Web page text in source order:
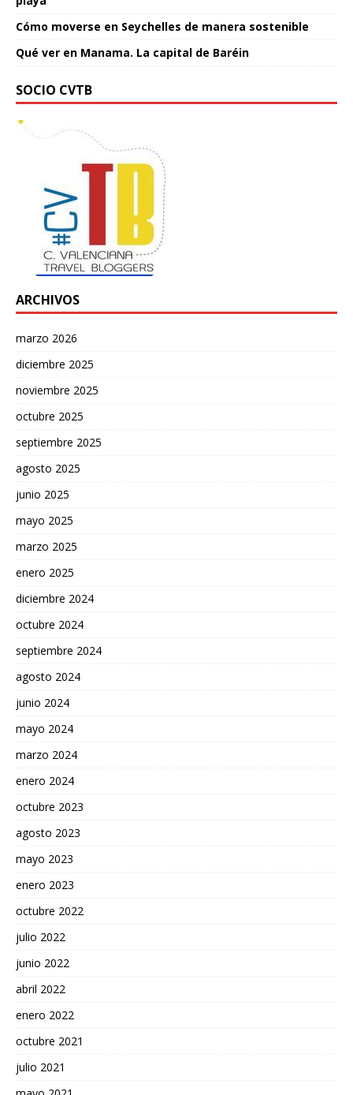
Cómo moverse en Seychelles de manera sostenible
Qué ver en Manama. La capital de Baréin
SOCIO CVTB
ARCHIVOS
marzo 2026
diciembre 2025
noviembre 2025
octubre 2025
septiembre 2025
agosto 2025
junio 2025
mayo 2025
marzo 2025
enero 2025
diciembre 2024
octubre 2024
septiembre 2024
agosto 2024
junio 2024
mayo 2024
marzo 2024
enero 2024
octubre 2023
agosto 2023
mayo 2023
enero 2023
octubre 2022
julio 2022
junio 2022
abril 2022
enero 2022
octubre 2021
julio 2021